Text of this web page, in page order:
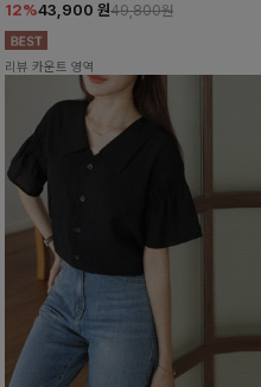
12%43,900 원49,800원
리뷰 카운트 영역